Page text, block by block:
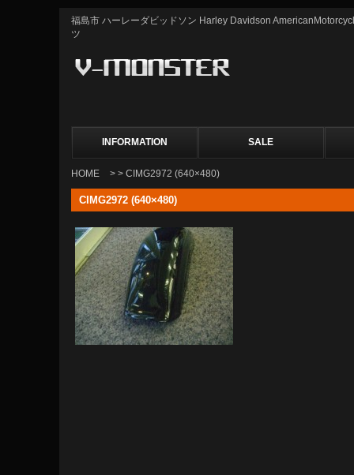
福島市 ハーレーダビッドソン Harley Davidson
ツ
INFORMATION SALE
HOME > > CIMG2972 (640×480)
CIMG2972 (640×480)